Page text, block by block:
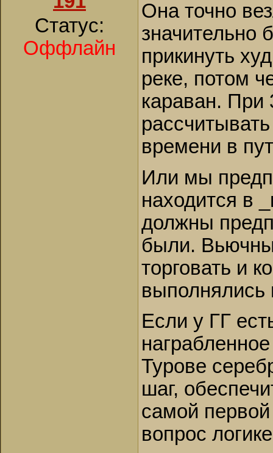
Статус:
Оффлайн
Она точно
значительно
прикинуть
реке, потом
караван. При
времени в
Или мы
находится в
должны
были.
торговать и
выполнялись
Если у ГГ
Турове
шаг,
самой
вопрос